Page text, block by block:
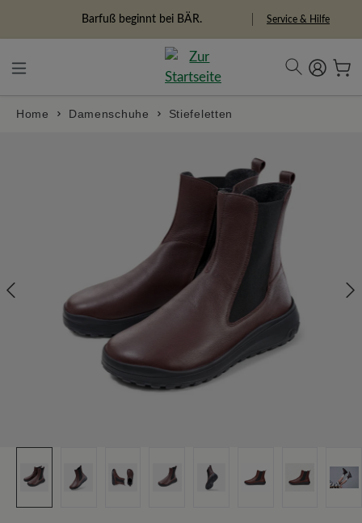
Barfuß beginnt bei BÄR. Service & Hilfe
Home Damenschuhe Stiefeletten